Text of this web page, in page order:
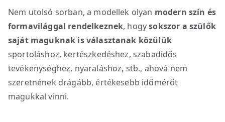
Nem utolsó sorban, a modellek olyan modern szín és
formavilággal rendelkeznek, hogysokszor a szülők
saját maguknak is választanak közülük
sportoláshoz, kertészkedéshez, szabadidős
tevékenységhez, nyaraláshoz, stb., ahová nem
szeretnének drágább, értékesebb időmérőt
magukkal vinni.